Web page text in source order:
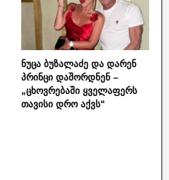
ნუცა ბუზალაძე და დარენ
პრინცი დაშორდნენ –
„ცხოვრებაში ყველაფერს
თავისი დრო აქვს“